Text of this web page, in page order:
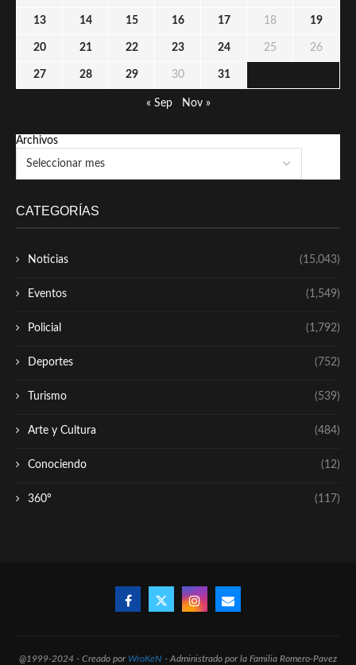
13 14 15 16 17 18 19
20 21 22 23 24 25 26
27 28 29 30 31
« Sep Nov »
Archivos
CATEGORÍAS
Noticias (15,043)
Eventos (1,549)
Policial (1,792)
Deportes (752)
Turismo (539)
Arte y Cultura (484)
Conociendo (12)
360º (117)
@1999-2024 - Creado por WroKeN - Administrado por la Familia Romero-Pavez